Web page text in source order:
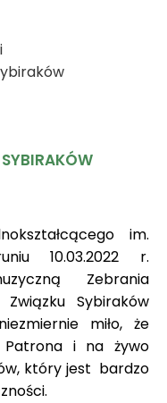
im.
10.03.2022 r.
Zebrania
Związku Sybiraków
miło, że
Patrona i na żywo
który jest bardzo